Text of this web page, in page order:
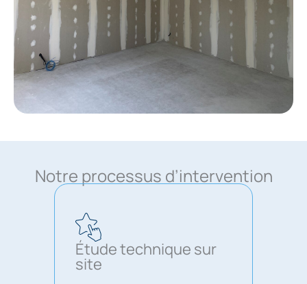
Notre processus d’intervention
Étude technique sur
site